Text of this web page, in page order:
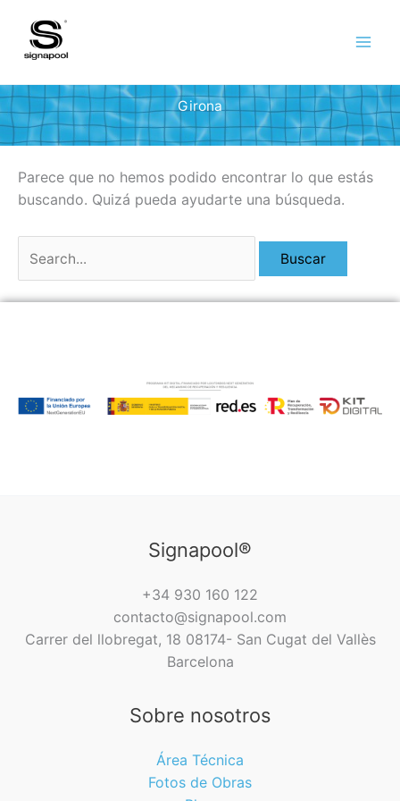
contenido
Girona
Parece que no hemos podido encontrar lo que estás
buscando. Quizá pueda ayudarte una búsqueda.
por:
Signapool®
+34 930 160 122
contacto@signapool.com
Carrer del llobregat, 18 08174- San Cugat del Vallès
Barcelona
Sobre nosotros
Área Técnica
Fotos de Obras